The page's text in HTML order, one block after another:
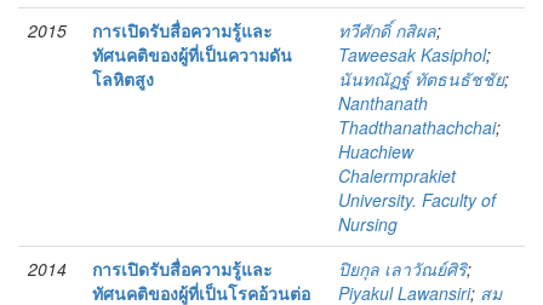
2015
การเปิดรับสื่อความรู้และ
ทัศนคติของผู้ที่เป็นความดัน
โลหิตสูง
ทวีศักดิ์ กสิผล;
Taweesak Kasiphol;
นันทณัฏฐ์ ทัตธนธัชชัย;
Nanthanath
Thadthanathachchai;
Huachiew
Chalermprakiet
University. Faculty of
Nursing
2014
การเปิดรับสื่อความรู้และ
ทัศนคติของผู้ที่เป็นโรคอ้วนต่อ
ปิยกุล เลาวัณย์ศิริ;
Piyakul Lawansiri; สม